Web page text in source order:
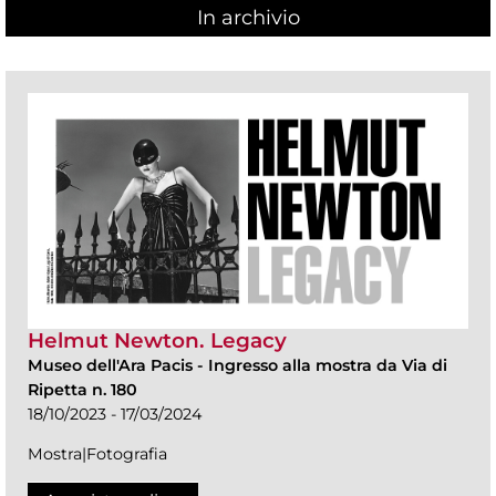
In archivio
Helmut Newton. Legacy
Museo dell'Ara Pacis - Ingresso alla mostra da Via di
Ripetta n. 180
18/10/2023 - 17/03/2024
Mostra|Fotografia